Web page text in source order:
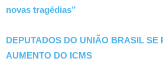
novas tragédias”
DEPUTADOS DO UNIÃO BRASIL SE
AUMENTO DO ICMS